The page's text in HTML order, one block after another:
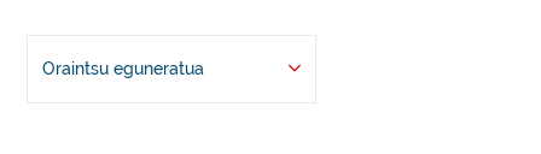
Oraintsu eguneratua